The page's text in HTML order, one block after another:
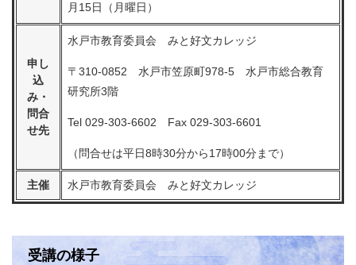
月15日（月曜日）
申し
込
み・
問合
せ先
水戸市教育委員会 みと好文カレッジ
〒310-0852 水戸市笠原町978-5 水戸市総合教育
研究所3階
Tel 029-303-6602 Fax 029-303-6601
（問合せは平日8時30分から17時00分まで）
主催 水戸市教育委員会 みと好文カレッジ
受講の様子